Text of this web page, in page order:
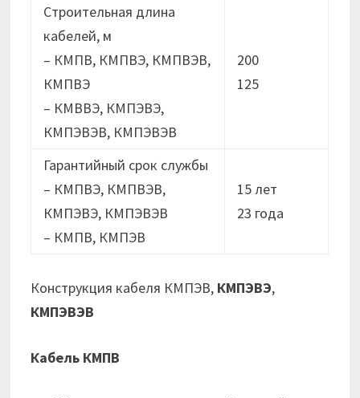
Строительная длина
кабелей, м
– КМПВ, КМПВЭ, КМПВЭВ,
КМПВЭ
– КМВВЭ, КМПЭВЭ,
КМПЭВЭВ, КМПЭВЭВ
200
125
Гарантийный срок службы
– КМПВЭ, КМПВЭВ,
КМПЭВЭ, КМПЭВЭВ
– КМПВ, КМПЭВ
15 лет
23 годa
Конструкция кабеля КМПЭВ, КМПЭВЭ,
КМПЭВЭВ
Кабель КМПВ